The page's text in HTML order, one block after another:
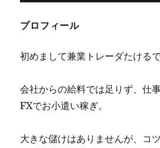
プロフィール
初めまして兼業トレーダたけるで
会社からの給料では足りず、仕
FXでお小遣い稼ぎ。
大きな儲けはありませんが、コ